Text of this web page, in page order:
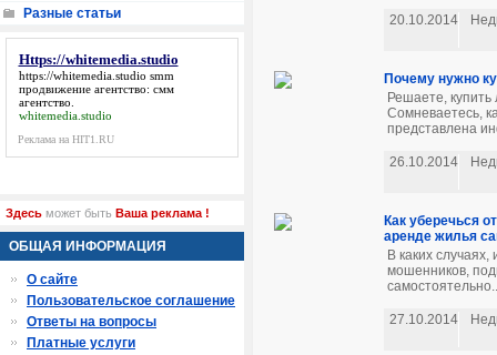
20.10.2014
Почему нужно
Решаете,
Сомневаетесь,
представлена
26.10.2014
Как уберечься
аренде жилья
В каких
мошенников,
27.10.2014
Разные статьи
Https://whitemedia.studio
https://whitemedia.studio smm
продвижение агентство: смм
агентство.
whitemedia.studio
Реклама на HIT1.RU
Здесь может быть Ваша реклама !
ОБЩАЯ ИНФОРМАЦИЯ
О сайте
Пользовательское соглашение
Ответы на вопросы
Платные услуги